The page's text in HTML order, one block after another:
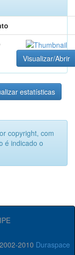
Visualizar/Abrir
estatísticas
copyright, com
é indicado o
2010 Duraspace